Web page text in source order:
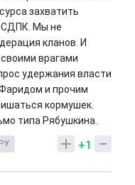
захватить
СДПК. Мы не
кланов. И
врагами
удержания власти
и прочим
кормушек.
типа Рябушкина.
+1